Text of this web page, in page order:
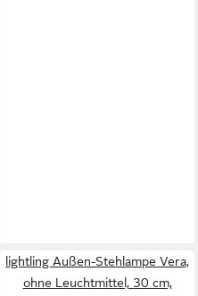
lightling Außen-Stehlampe Vera,
ohne Leuchtmittel, 30 cm,